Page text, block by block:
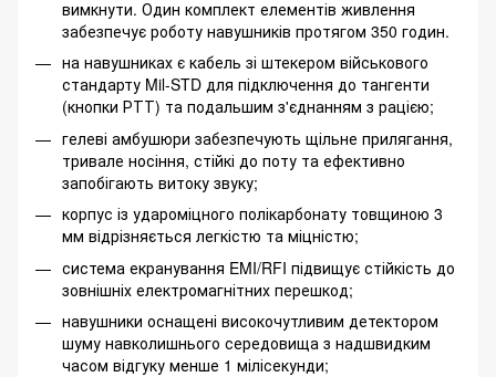
вимкнути. Один комплект елементів живлення
забезпечує роботу навушників протягом 350 годин.
на навушниках є кабель зі штекером військового
стандарту Mil-STD для підключення до тангенти
(кнопки РТТ) та подальшим з'єднанням з рацією;
гелеві амбушюри забезпечують щільне прилягання,
тривале носіння, стійкі до поту та ефективно
запобігають витоку звуку;
корпус із удароміцного полікарбонату товщиною 3
мм відрізняється легкістю та міцністю;
система екранування EMI/RFI підвищує стійкість до
зовнішніх електромагнітних перешкод;
навушники оснащені високочутливим детектором
шуму навколишнього середовища з надшвидким
часом відгуку менше 1 мілісекунди;